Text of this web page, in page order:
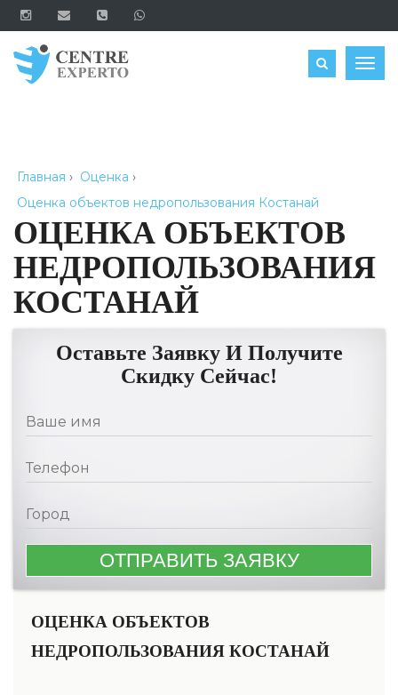
ЗАКАЗАТЬ
Главная › Оценка ›
Оценка объектов недропользования Костанай
ОЦЕНКА ОБЪЕКТОВ
НЕДРОПОЛЬЗОВАНИЯ
КОСТАНАЙ
Оставьте Заявку И Получите
Скидку Сейчас!
ОЦЕНКА ОБЪЕКТОВ
НЕДРОПОЛЬЗОВАНИЯ КОСТАНАЙ